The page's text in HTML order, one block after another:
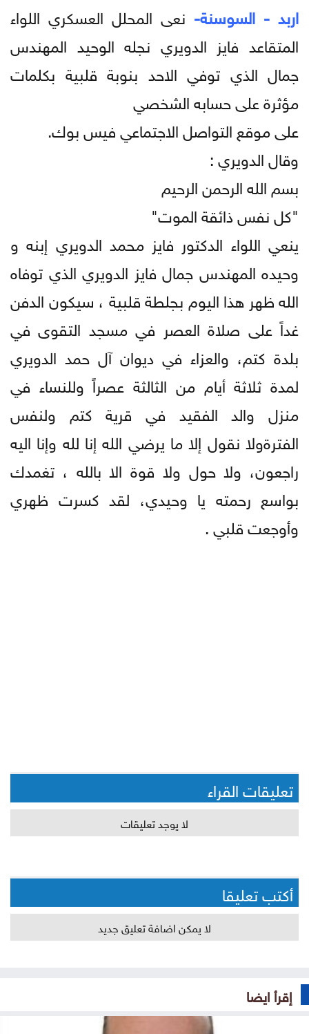
اربد - السوسنة- نعى المحلل العسكري اللواء
المتقاعد فايز الدويري نجله الوحيد المهندس
جمال الذي توفي الاحد بنوبة قلبية بكلمات
مؤثرة على حسابه الشخصي
على موقع التواصل الاجتماعي فيس بوك.
وقال الدويري :
بسم الله الرحمن الرحيم
"كل نفس ذائقة الموت"
ينعي اللواء الدكتور فايز محمد الدويري إبنه و
وحيده المهندس جمال فايز الدويري الذي توفاه
الله ظهر هذا اليوم بجلطة قلبية ، سيكون الدفن
غداً على صلاة العصر في مسجد التقوى في
بلدة كتم، والعزاء في ديوان آل حمد الدويري
لمدة ثلاثة أيام من الثالثة عصراً وللنساء في
منزل والد الفقيد في قرية كتم ولنفس
الفترةولا نقول إلا ما يرضي الله إنا لله وإنا اليه
راجعون، ولا حول ولا قوة الا بالله ، تغمدك
بواسع رحمته يا وحيدي، لقد كسرت ظهري
وأوجعت قلبي .
تعليقات القراء
لا يوجد تعليقات
أكتب تعليقا
لا يمكن اضافة تعليق جديد
إقرأ ايضا